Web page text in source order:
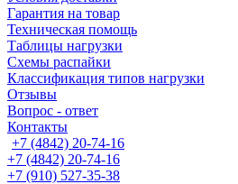
Гарантия на товар
Техническая помощь
Таблицы нагрузки
Схемы распайки
Классификация типов нагрузки
Отзывы
Вопрос - ответ
Контакты
+7 (4842) 20-74-16
+7 (4842) 20-74-16
+7 (910) 527-35-38